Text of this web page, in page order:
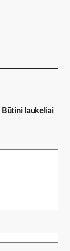
Būtini laukeliai